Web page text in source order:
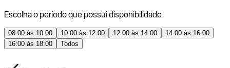
Escolha o período que possui disponibilidade
08:00 às 10:00 10:00 às 12:00 12:00 às 14:00
14:00 às 16:00
16:00 às 18:00
Todos